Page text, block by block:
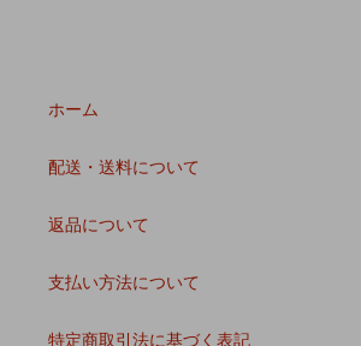
ホーム
配送・送料について
返品について
支払い方法について
特定商取引法に基づく表記